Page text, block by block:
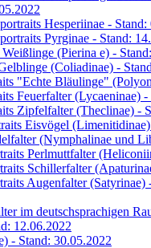
Hesperiinae - Stand:
Pyrginae - Stand:
(Pierina e) -
(Coliadinae) -
"Echte Bläulinge"
Feuerfalter (Lycaeninae) -
Zipfelfalter (Theclinae) -
Eisvögel
(Nymphalinae und
Perlmuttfalter
Schillerfalter
Augenfalter (Satyrinae)
im deutschsprachigen
12.06.2022
- Stand: 30.05.2022